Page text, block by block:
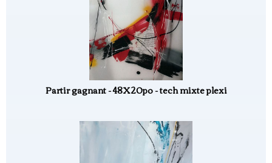
Partir gagnant - 48X20po - tech mixte plexi